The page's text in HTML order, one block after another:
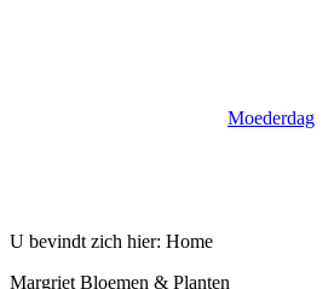
Moederdag
U bevindt zich hier: Home
Margriet Bloemen & Planten